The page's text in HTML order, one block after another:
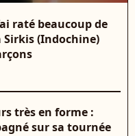
raté beaucoup de
Sirkis (Indochine)
très en forme :
sur sa tournée